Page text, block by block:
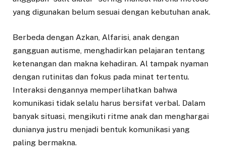
yang digunakan belum sesuai dengan kebutuhan anak.
Berbeda dengan Azkan, Alfarisi, anak dengan
gangguan autisme, menghadirkan pelajaran tentang
ketenangan dan makna kehadiran. Al tampak nyaman
dengan rutinitas dan fokus pada minat tertentu.
Interaksi dengannya memperlihatkan bahwa
komunikasi tidak selalu harus bersifat verbal. Dalam
banyak situasi, mengikuti ritme anak dan menghargai
dunianya justru menjadi bentuk komunikasi yang
paling bermakna.